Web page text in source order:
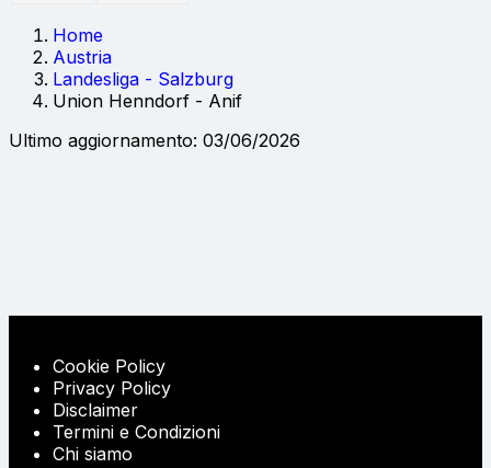
Home
Austria
Landesliga - Salzburg
Union Henndorf - Anif
Ultimo aggiornamento: 03/06/2026
Cookie Policy
Privacy Policy
Disclaimer
Termini e Condizioni
Chi siamo